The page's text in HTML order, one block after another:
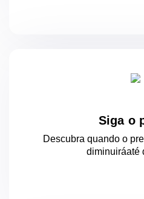
Siga o
Descubra quando o
diminuiráaté